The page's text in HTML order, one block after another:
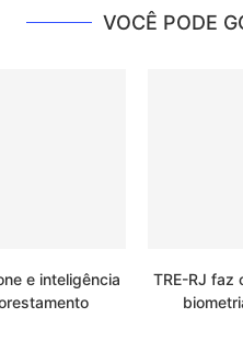
VOCÊ PODE
e inteligência
TRE-RJ faz